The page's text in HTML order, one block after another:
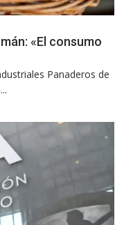
«El consumo
Panaderos de